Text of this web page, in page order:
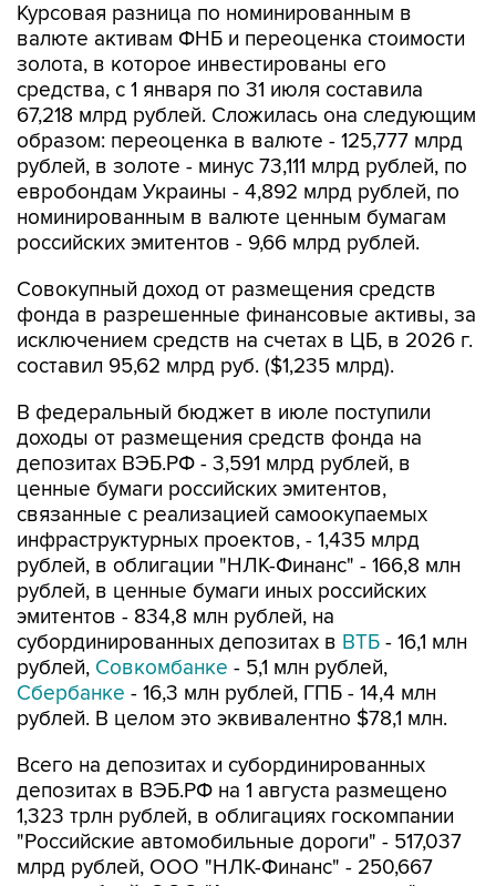
Курсовая разница по номинированным в
валюте активам ФНБ и переоценка стоимости
золота, в которое инвестированы его
средства, с 1 января по 31 июля составила
67,218 млрд рублей. Сложилась она следующим
образом: переоценка в валюте - 125,777 млрд
рублей, в золоте - минус 73,111 млрд рублей, по
евробондам Украины - 4,892 млрд рублей, по
номинированным в валюте ценным бумагам
российских эмитентов - 9,66 млрд рублей.
Совокупный доход от размещения средств
фонда в разрешенные финансовые активы, за
исключением средств на счетах в ЦБ, в 2026 г.
составил 95,62 млрд руб. ($1,235 млрд).
В федеральный бюджет в июле поступили
доходы от размещения средств фонда на
депозитах ВЭБ.РФ - 3,591 млрд рублей, в
ценные бумаги российских эмитентов,
связанные с реализацией самоокупаемых
инфраструктурных проектов, - 1,435 млрд
рублей, в облигации "НЛК-Финанс" - 166,8 млн
рублей, в ценные бумаги иных российских
эмитентов - 834,8 млн рублей, на
субординированных депозитах в ВТБ - 16,1 млн
рублей, Совкомбанке - 5,1 млн рублей,
Сбербанке - 16,3 млн рублей, ГПБ - 14,4 млн
рублей. В целом это эквивалентно $78,1 млн.
Всего на депозитах и субординированных
депозитах в ВЭБ.РФ на 1 августа размещено
1,323 трлн рублей, в облигациях госкомпании
"Российские автомобильные дороги" - 517,037
млрд рублей, ООО "НЛК-Финанс" - 250,667